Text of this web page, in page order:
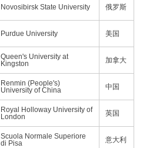
Novosibirsk State University 俄罗斯
Purdue University 美国
Queen's University at
Kingston
加拿大
Renmin (People's)
University of China
中国
Royal Holloway University of
London
英国
Scuola Normale Superiore
di Pisa
意大利